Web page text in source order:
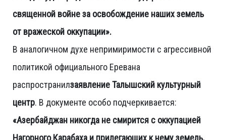
священной войне за освобождение наших земель
от вражеской оккупации».
В аналогичном духе непримиримости с агрессивной
политикой официального Еревана
распространилзаявление Талышский культурный
центр. В документе особо подчеркивается:
«Азербайджан никогда не смирится с оккупацией
Нагорного Карабаха и прилегающих к нему земель.